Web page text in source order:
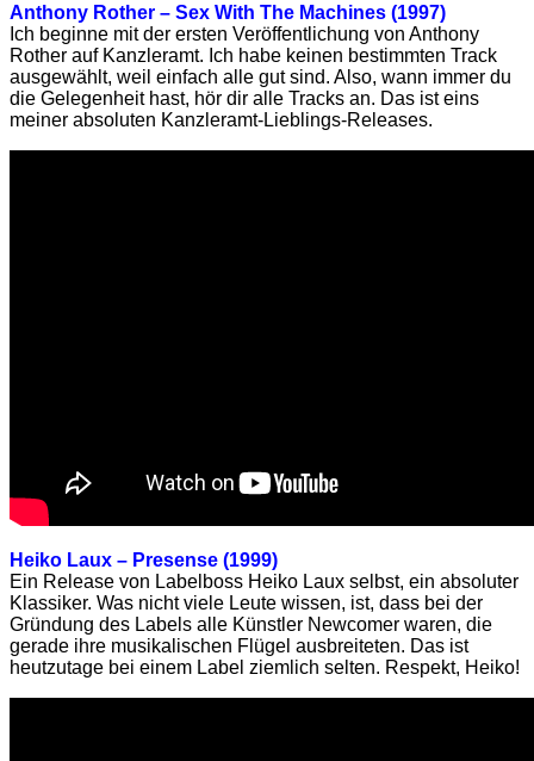
Anthony Rother – Sex With The Machines (1997)
Ich beginne mit der ersten Veröffentlichung von Anthony
Rother auf Kanzleramt. Ich habe keinen bestimmten Track
ausgewählt, weil einfach alle gut sind. Also, wann immer du
die Gelegenheit hast, hör dir alle Tracks an. Das ist eins
meiner absoluten Kanzleramt-Lieblings-Releases.
Heiko Laux – Presense (1999)
Ein Release von Labelboss Heiko Laux selbst, ein absoluter
Klassiker. Was nicht viele Leute wissen, ist, dass bei der
Gründung des Labels alle Künstler Newcomer waren, die
gerade ihre musikalischen Flügel ausbreiteten. Das ist
heutzutage bei einem Label ziemlich selten. Respekt, Heiko!